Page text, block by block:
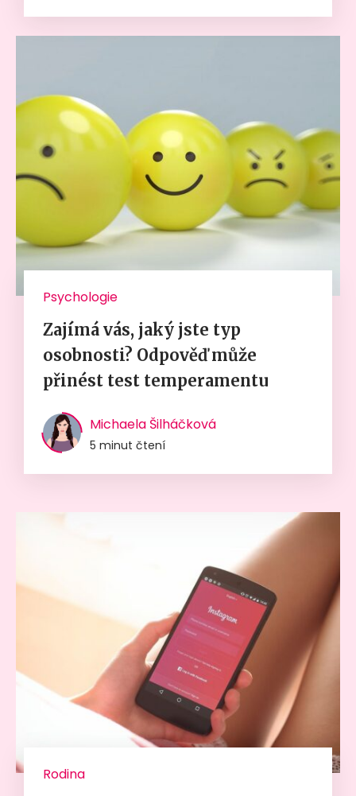
Psychologie
Zajímá vás, jaký jste typ
osobnosti? Odpověď může
přinést test temperamentu
Michaela Šilháčková
5 minut čtení
Rodina